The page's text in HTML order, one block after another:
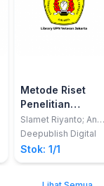
Metode Riset
Penelitian
Kesehatan &
Sains
Slamet Riyanto; Andi
Rahman Putera
Deepublish Digital
Stok: 1/1